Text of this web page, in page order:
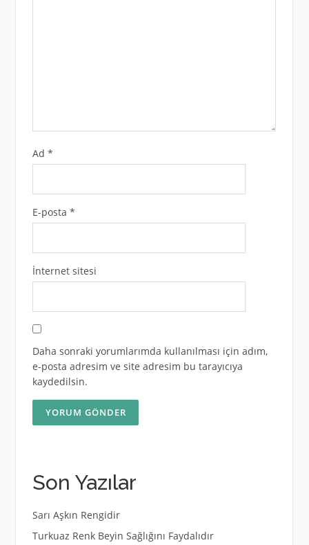
Ad *
E-posta *
İnternet sitesi
Daha sonraki yorumlarımda kullanılması için adım,
e-posta adresim ve site adresim bu tarayıcıya
kaydedilsin.
Son Yazılar
Sarı Aşkın Rengidir
Turkuaz Renk Beyin Sağlığını Faydalıdır